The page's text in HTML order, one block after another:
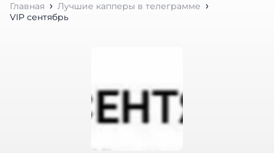
Главная
Лучшие капперы в телеграмме
VIP сентябрь